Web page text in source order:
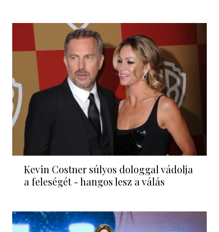
Kevin Costner súlyos dologgal vádolja
a feleségét - hangos lesz a válás